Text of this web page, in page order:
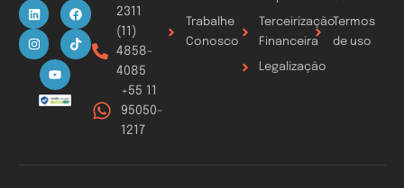
L
i
n
k
e
d
n
F
a
c
e
b
I
n
s
t
a
a
m
T
i
k
t
o
o
b
e
2311
(11)
4858-
4085
+55 11
95050-
1217
Trabalhe
Conosco
Terceirização
Financeira
Legalização
Termos
de uso